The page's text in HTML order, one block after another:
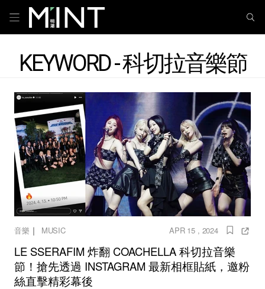
KEYWORD - 科切拉音樂節
音樂 ｜ MUSIC APR 15 , 2024
LE SSERAFIM 炸翻 COACHELLA 科切拉音樂
節！搶先透過 INSTAGRAM 最新相框貼紙，邀粉
絲直擊精彩幕後